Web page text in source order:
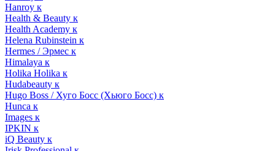
Hanroy к
Health & Beauty к
Health Academy к
Helena Rubinstein к
Hermes / Эрмес к
Himalaya к
Holika Holika к
Hudabeauty к
Hugo Boss / Хуго Босс (Хьюго Босс) к
Hunca к
Images к
IPKIN к
iQ Beauty к